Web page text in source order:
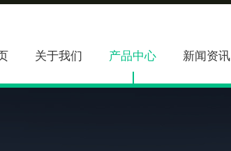
关于我们 产品中心 新闻资讯